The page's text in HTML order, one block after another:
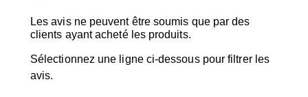
Les avis ne peuvent être soumis que par des
clients ayant acheté les produits.
Sélectionnez une ligne ci-dessous pour filtrer les
avis.